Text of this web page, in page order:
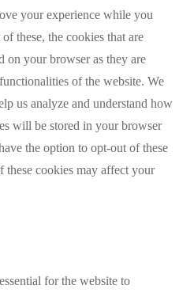
your experience while you
these, the cookies that are
on your browser as they are
of the website. We
us analyze and understand how
will be stored in your browser
the option to opt-out of these
cookies may affect your
for the website to